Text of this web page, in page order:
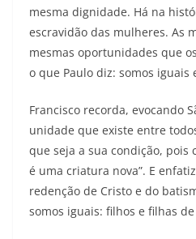
mesma dignidade. Há na
escravidão das mulheres. As
mesmas oportunidades que
o que Paulo diz: somos iguais
Francisco recorda, evocando
unidade que existe entre
que seja a sua condição, pois
é uma criatura nova”. E
redenção de Cristo e do
somos iguais: filhos e filhas de